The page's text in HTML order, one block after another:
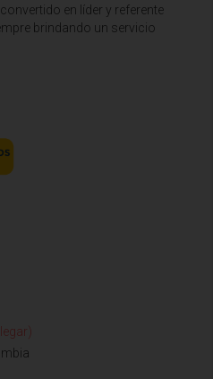
en líder y referente
brindando un servicio